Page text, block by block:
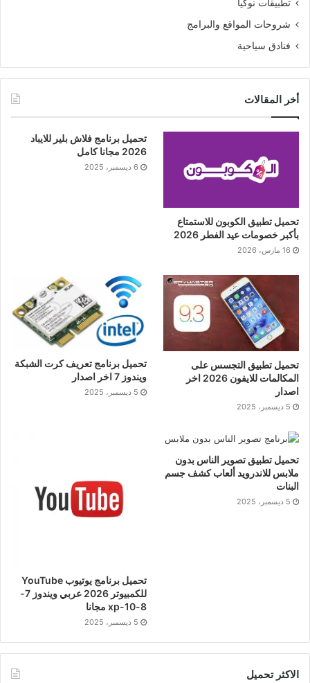
تطبيقات نوكيا
شروحات المواقع والبرامج
فنادق سياحية
أخر المقالات
تحميل تطبيق الكوبون للاستمتاع
بأكبر خصومات عيد الفطر 2026
16 مارس، 2026
تحميل برنامج فلاش بلير للايباد
2026 مجانا كامل
6 ديسمبر، 2025
تحميل تطبيق التجسس على
المكالمات للايفون 2026 اخر
اصدار
5 ديسمبر، 2025
تحميل برنامج تعريف كرت الشبكة
ويندوز 7 اخر اصدار
5 ديسمبر، 2025
تحميل تطبيق تصوير الناس بدون
ملابس للاندرويد ألعاب كشف جسم
البنات
5 ديسمبر، 2025
تحميل برنامج يوتيوب YouTube
للكمبيوتر 2026 عربي ويندوز 7-
8-10-xp مجانا
5 ديسمبر، 2025
الاكثر تحميل